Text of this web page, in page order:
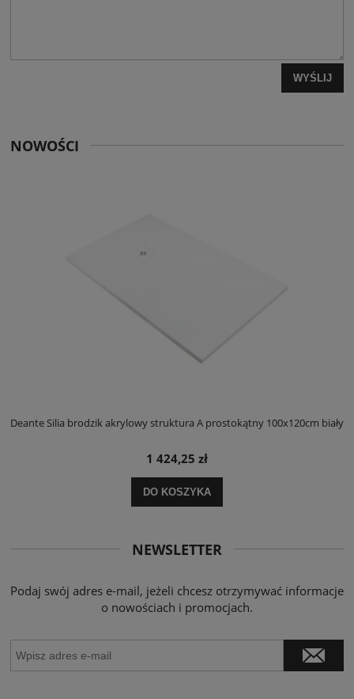
WYŚLIJ
NOWOŚCI
Deante Silia brodzik akrylowy struktura A prostokątny 100x120cm biały
1 424,25 zł
DO KOSZYKA
NEWSLETTER
Podaj swój adres e-mail, jeżeli chcesz otrzymywać informacje
o nowościach i promocjach.